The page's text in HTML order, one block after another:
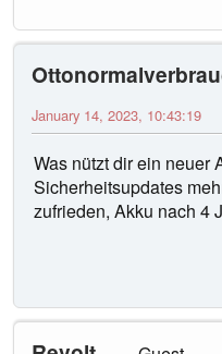
January 14, 2023, 10:43:19
Was nützt dir ein neuer
Sicherheitsupdates
zufrieden, Akku nach 4